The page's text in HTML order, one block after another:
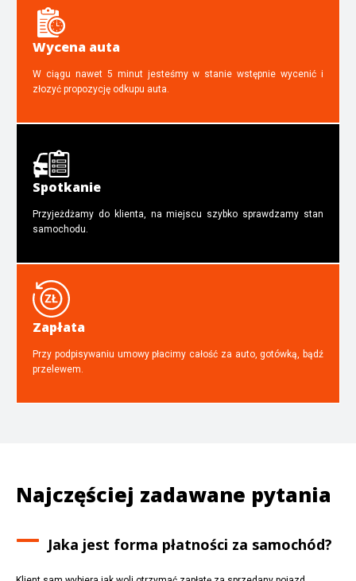
Wycena auta
W ciągu nawet 5 minut jesteśmy w stanie wstępnie wycenić i
złozyć propozycję odkupu auta.
Spotkanie
Przyjeżdżamy do klienta, na miejscu szybko sprawdzamy stan
samochodu.
Zapłata
Przy podpisywaniu umowy płacimy całość za auto, gotówką, bądź
przelewem.
Najczęściej zadawane pytania
Jaka jest forma płatności za samochód?